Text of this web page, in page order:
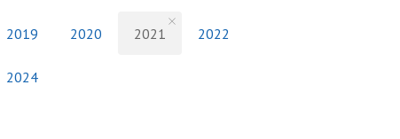
2019 2020 2021 2022
2024